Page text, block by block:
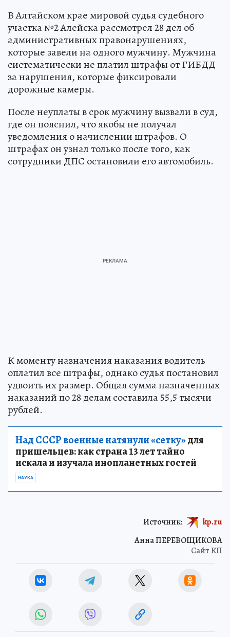
В Алтайском крае мировой судья судебного
участка №2 Алейска рассмотрел 28 дел об
административных правонарушениях,
которые завели на одного мужчину. Мужчина
систематически не платил штрафы от ГИБДД
за нарушения, которые фиксировали
дорожные камеры.
После неуплаты в срок мужчину вызвали в суд,
где он пояснил, что якобы не получал
уведомления о начислении штрафов. О
штрафах он узнал только после того, как
сотрудники ДПС остановили его автомобиль.
К моменту назначения наказания водитель
оплатил все штрафы, однако судья постановил
удвоить их размер. Общая сумма назначенных
наказаний по 28 делам составила 55,5 тысячи
рублей.
Над СССР военные натянули «сетку»для
пришельцев: как страна 13 лет тайно
искала и изучала инопланетных гостей
НАУКА
Анна ПЕРЕВОЩИКОВА
Сайт КП
Источник: kp.ru